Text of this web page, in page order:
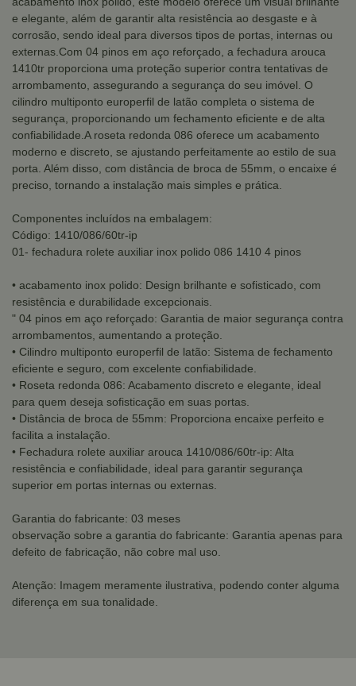
e elegante, além de garantir alta resistência ao desgaste e à
corrosão, sendo ideal para diversos tipos de portas, internas ou
externas.Com 04 pinos em aço reforçado, a fechadura arouca
1410tr proporciona uma proteção superior contra tentativas de
arrombamento, assegurando a segurança do seu imóvel. O
cilindro multiponto europerfil de latão completa o sistema de
segurança, proporcionando um fechamento eficiente e de alta
confiabilidade.A roseta redonda 086 oferece um acabamento
moderno e discreto, se ajustando perfeitamente ao estilo de sua
porta. Além disso, com distância de broca de 55mm, o encaixe é
preciso, tornando a instalação mais simples e prática.
Componentes incluídos na embalagem:
Código: 1410/086/60tr-ip
01- fechadura rolete auxiliar inox polido 086 1410 4 pinos
• acabamento inox polido: Design brilhante e sofisticado, com
resistência e durabilidade excepcionais.
" 04 pinos em aço reforçado: Garantia de maior segurança contra
arrombamentos, aumentando a proteção.
• Cilindro multiponto europerfil de latão: Sistema de fechamento
eficiente e seguro, com excelente confiabilidade.
• Roseta redonda 086: Acabamento discreto e elegante, ideal
para quem deseja sofisticação em suas portas.
• Distância de broca de 55mm: Proporciona encaixe perfeito e
facilita a instalação.
• Fechadura rolete auxiliar arouca 1410/086/60tr-ip: Alta
resistência e confiabilidade, ideal para garantir segurança
superior em portas internas ou externas.
Garantia do fabricante: 03 meses
observação sobre a garantia do fabricante: Garantia apenas para
defeito de fabricação, não cobre mal uso.
Atenção: Imagem meramente ilustrativa, podendo conter alguma
diferença em sua tonalidade.